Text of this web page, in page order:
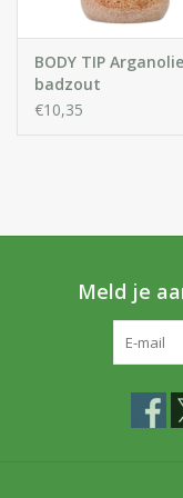
BODY TIP Arganolie
badzout
€10,35
Meld je